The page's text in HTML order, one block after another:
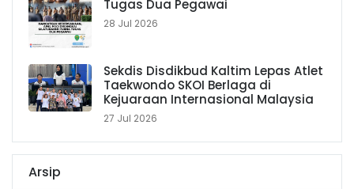
Tugas Dua Pegawai
28 Jul 2026
Sekdis Disdikbud Kaltim Lepas Atlet
Taekwondo SKOI Berlaga di
Kejuaraan Internasional Malaysia
27 Jul 2026
Arsip